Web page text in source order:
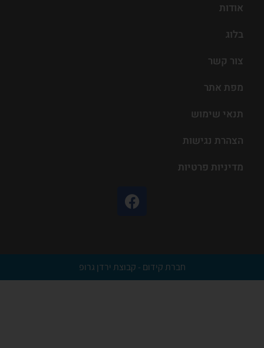
אודות
בלוג
צור קשר
מפת אתר
תנאי שימוש
הצהרת נגישות
מדיניות פרטיות
חברת קידום - קבוצת ירדן גרופ